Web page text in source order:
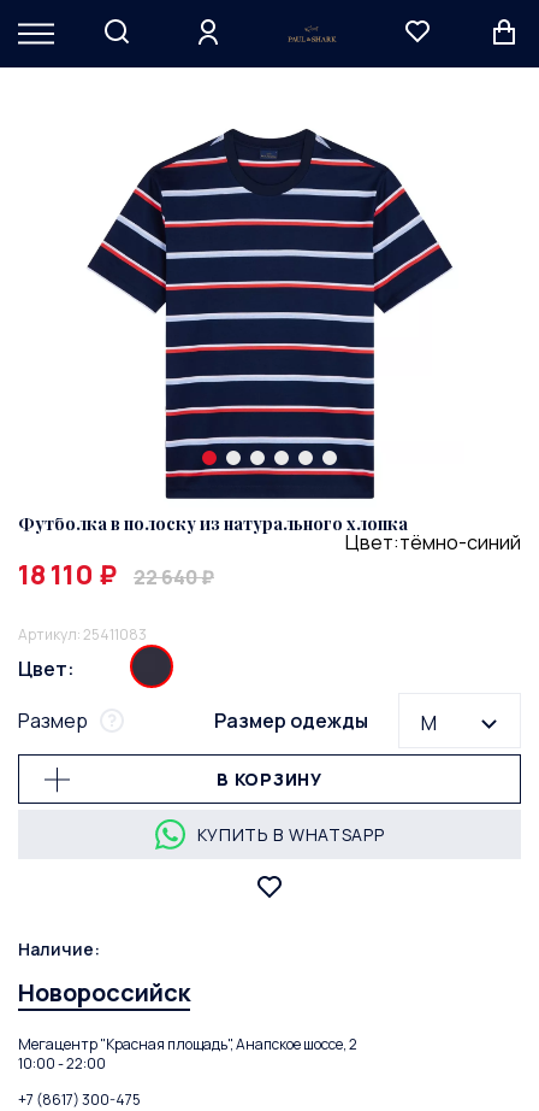
Артикул: 25411083
Футболка в полоску из натурального хлопка
18 110 ₽ 22 640 ₽
Цвет:тёмно-синий
Цвет:
Размер одежды
M
Размер
В КОРЗИНУ
КУПИТЬ В WHATSAPP
Наличие:
Новороссийск
Мегацентр "Красная площадь", Анапское шоссе, 2
10:00 - 22:00
+7 (8617) 300-475